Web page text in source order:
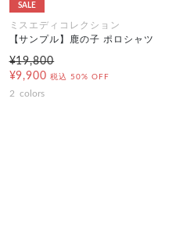
SALE
ミスエディコレクション
【サンプル】鹿の子 ポロシャツ
¥19,800
¥9,900 税込 50% OFF
2 colors